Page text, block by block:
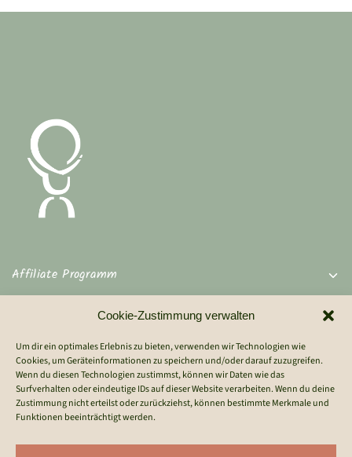
Cookie-Zustimmung verwalten
Um dir ein optimales Erlebnis zu bieten, verwenden wir Technologien wie
Cookies, um Geräteinformationen zu speichern und/oder darauf zuzugreifen.
Wenn du diesen Technologien zustimmst, können wir Daten wie das
Surfverhalten oder eindeutige IDs auf dieser Website verarbeiten. Wenn du deine
Zustimmung nicht erteilst oder zurückziehst, können bestimmte Merkmale und
Funktionen beeinträchtigt werden.
Affiliate Programm
Rechtliches
Kontakt